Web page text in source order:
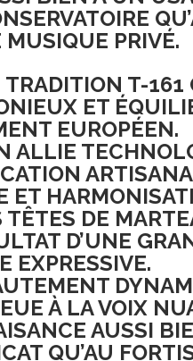
PRIVÉ.
T-161
ET
EUROPÉEN.
ALLIE
ET
DE
D’UNE
EXPRESSIVE.
À LAVOIX
AUSSI
QU’AU